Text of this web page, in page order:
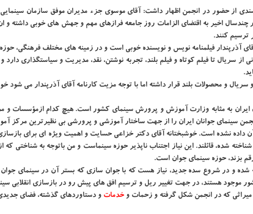
از حضور در انجمن اظهار داشت: آقای موسوی جزء مدیران موفق سازمان سینمایی
چندسال اخیر به اقتضای الزامات روز جامعه فرازهای مهم و جهش های خوبی داشته و ان
ترسیم کنند.
آذرپندار فیلمنامه نویس و نویسنده خوبی است و در زمینه های مختلف فرهنگی،
از سریال تا فیلم کوتاه و فیلم بلند، تجربه نوشتن، نقد، مدیریت و سیاستگذاری دارد
و محصولات بلند قرار داشته اما با توجه مزیت کارنامه آقای آذرپندار می شود
ایران به مثابه وزارت آموزش و پرورش سینمای کشور است. هیچ کدام ازمؤسسات و
سینمای جوانان ایران را از جهت ساختار آموزشی و پرورشی بی نظیرترین مرکز
داده نشده است. خوشبختانه آقای دکتر خزاعی حسایت و اهمیت ویژه ای برای
شده، قائلند. این نیاز اجتناب ناپذیر حوزه سینماست و من باتوجه به شناختی که
بزند، حوزه سینمای جوان است.
و در شروع سده جدید، نیاز هست که با جوان سازی که بستر آن در سینمای جوان
موجود هستند، در جهت تغییر ریل و ترسیم افق های پیش رو در بازسازی انقلابی
میراثی که در انجمن شکل گرفته و زحمات و خدمات و دستاوردهای گذشته، فضای